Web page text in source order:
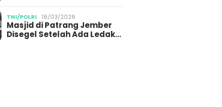
TNI/POLRI 16/03/2026
Masjid di Patrang Jember
Disegel Setelah Ada Ledak…